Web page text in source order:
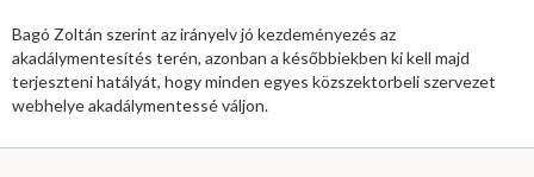
Bagó Zoltán szerint az irányelv jó kezdeményezés az
akadálymentesítés terén, azonban a későbbiekben ki kell majd
terjeszteni hatályát, hogy minden egyes közszektorbeli szervezet
webhelye akadálymentessé váljon.